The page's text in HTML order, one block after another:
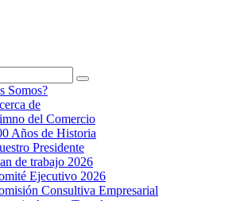
Somos?
de
del Comercio
Años de Historia
Presidente
de trabajo 2026
Ejecutivo 2026
Consultiva Empresarial